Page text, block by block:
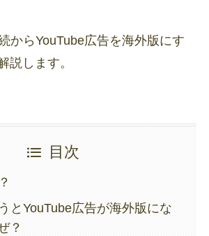
からYouTube広告を海外版にす
説します。
目次
とYouTube広告が海外版にな
？